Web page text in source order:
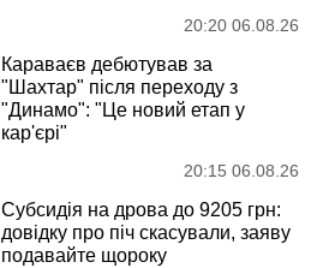
20:20 06.08.26
Караваєв дебютував за
"Шахтар" після переходу з
"Динамо": "Це новий етап у
кар'єрі"
20:15 06.08.26
Субсидія на дрова до 9205 грн:
довідку про піч скасували, заяву
подавайте щороку